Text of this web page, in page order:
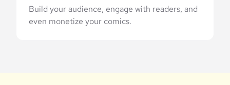
Build your audience, engage with readers, and
even monetize your comics.